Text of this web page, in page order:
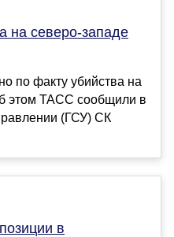
на северо-западе
по факту убийства на
этом ТАСС сообщили в
(ГСУ) СК
в